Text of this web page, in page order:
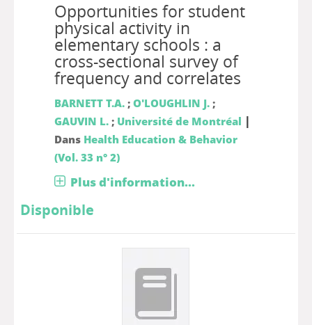
Opportunities for student
physical activity in
elementary schools : a
cross-sectional survey of
frequency and correlates
BARNETT T.A.; O'LOUGHLIN J.;
GAUVIN L.; Université de Montréal |
Dans Health Education & Behavior
(Vol. 33 n° 2)
Plus d'information...
Disponible